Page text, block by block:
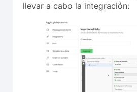
llevar a cabo la integración: